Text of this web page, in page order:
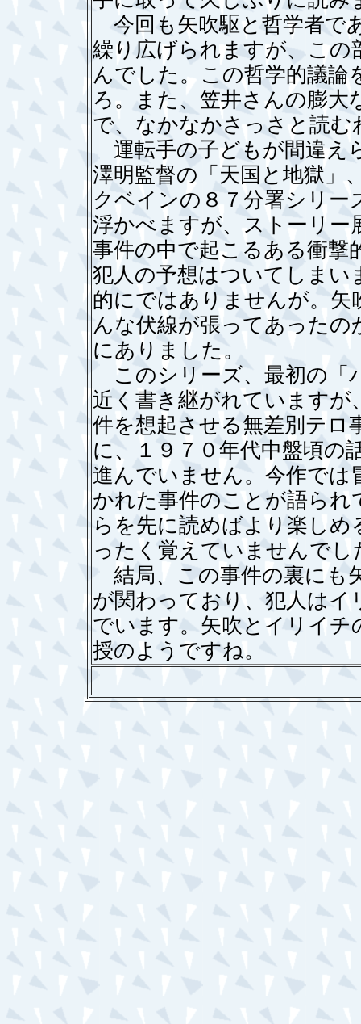
今回も矢吹駆と哲学者で
繰り広げられますが、この
んでした。この哲学的議
ろ。また、笠井さんの膨
で、なかなかさっさと読
運転手の子どもが間違え
澤明監督の「天国と地獄」
クベインの８７分署シリー
浮かべますが、ストーリー
事件の中で起こるある衝撃
犯人の予想はついてしまい
的にではありませんが。
んな伏線が張ってあった
にありました。
このシリーズ、最初の「
近く書き継がれていますが
件を想起させる無差別テロ
に、１９７０年代中盤頃の
進んでいません。今作では
かれた事件のことが語ら
らを先に読めばより楽し
ったく覚えていませんでし
結局、この事件の裏にも
が関わっており、犯人は
でいます。矢吹とイリイ
授のようですね。